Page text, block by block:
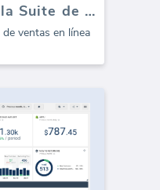
Transacciones de la Suite de Comercio Electrónico (Informe)
ventas en línea